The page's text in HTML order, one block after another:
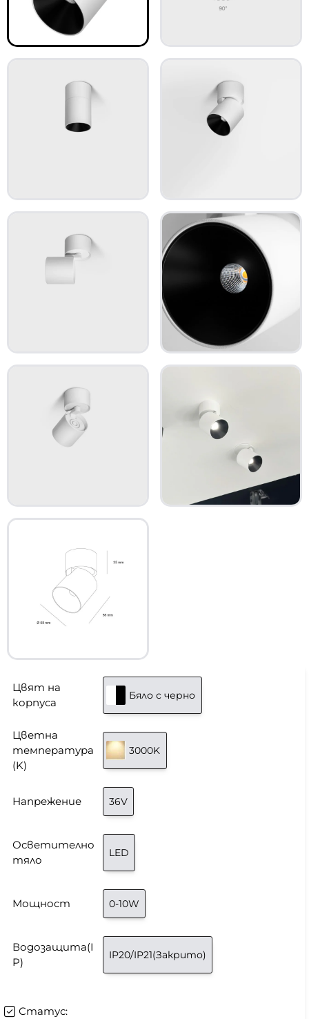
Статус:
Цвят на
корпуса
Бяло с черно
Цветна
температура
(K)
3000K
Напрежение 36V
Осветително
тяло
LED
Мощност 0-10W
Водозащита(I
P)
IP20/IP21(Закрито)